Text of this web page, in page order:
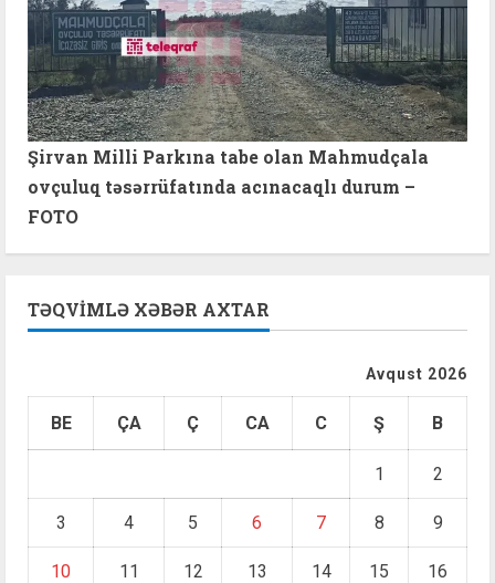
Şirvan Milli Parkına tabe olan Mahmudçala
ovçuluq təsərrüfatında acınacaqlı durum –
FOTO
TƏQVIMLƏ XƏBƏR AXTAR
Avqust 2026
BE ÇA Ç CA C Ş B
1 2
3 4 5 6 7 8 9
10 11 12 13 14 15 16